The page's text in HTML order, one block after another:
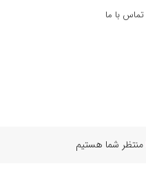
تماس با ما
منتظر شما هستیم